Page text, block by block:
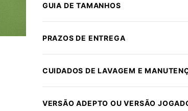
GUIA DE TAMANHOS
PRAZOS DE ENTREGA
CUIDADOS DE LAVAGEM E
VERSÃO ADEPTO OU VERSÃO